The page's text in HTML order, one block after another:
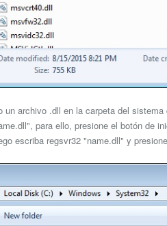
un archivo .dll en la carpeta del
para ello, presione el botón de
escriba regsvr32 "name.dll" y